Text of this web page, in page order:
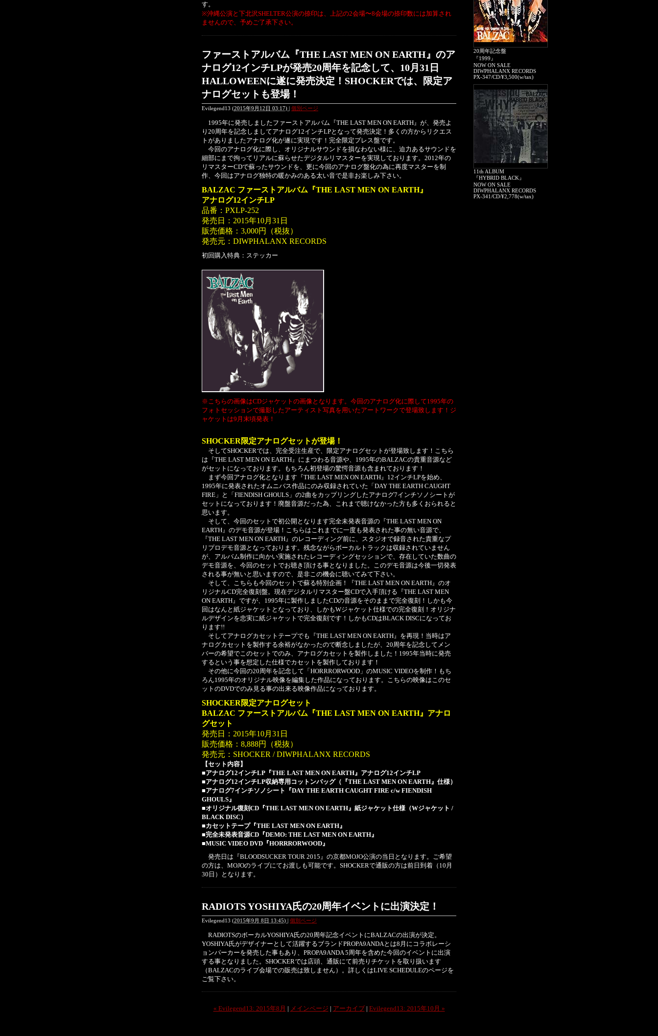
す。
※沖縄公演と下北沢SHELTER公演の捺印は、上記の2会場〜8会場の捺印数には加算され
ませんので、予めご了承下さい。
ファーストアルバム『THE LAST MEN ON EARTH』のア
ナログ12インチLPが発売20周年を記念して、10月31日
HALLOWEENに遂に発売決定！SHOCKERでは、限定ア
ナログセットも登場！
Evilegend13 (2015年9月12日 03:17) | 個別ページ
1995年に発売しましたファーストアルバム『THE LAST MEN ON EARTH』が、発売よ
り20周年を記念しましてアナログ12インチLPとなって発売決定！多くの方からリクエス
トがありましたアナログ化が遂に実現です！完全限定プレス盤です。
今回のアナログ化に際し、オリジナルサウンドを損なわない様に、迫力あるサウンドを
細部にまで拘ってリアルに蘇らせたデジタルリマスターを実現しております。2012年の
リマスターCDで蘇ったサウンドを、更に今回のアナログ盤化の為に再度マスターを制
作、今回はアナログ独特の暖かみのある太い音で是非お楽しみ下さい。
BALZAC ファーストアルバム『THE LAST MEN ON EARTH』
アナログ12インチLP
品番：PXLP-252
発売日：2015年10月31日
販売価格：3,000円（税抜）
発売元：DIWPHALANX RECORDS
初回購入特典：ステッカー
※こちらの画像はCDジャケットの画像となります。今回のアナログ化に際して1995年の
フォトセッションで撮影したアーティスト写真を用いたアートワークで登場致します！ジ
ャケットは9月末頃発表！
SHOCKER限定アナログセットが登場！
そしてSHOCKERでは、完全受注生産で、限定アナログセットが登場致します！こちら
は『THE LAST MEN ON EARTH』にまつわる音源や、1995年のBALZACの貴重音源など
がセットになっております。もちろん初登場の驚愕音源も含まれております！
まず今回アナログ化となります『THE LAST MEN ON EARTH』12インチLPを始め、
1995年に発表されたオムニバス作品にのみ収録されていた「DAY THE EARTH CAUGHT
FIRE」と「FIENDISH GHOULS」の2曲をカップリングしたアナログ7インチソノシートが
セットになっております！廃盤音源だった為、これまで聴けなかった方も多くおられると
思います。
そして、今回のセットで初公開となります完全未発表音源の『THE LAST MEN ON
EARTH』のデモ音源が登場！こちらはこれまでに一度も発表された事の無い音源で、
『THE LAST MEN ON EARTH』のレコーディング前に、スタジオで録音された貴重なプ
リプロデモ音源となっております。残念ながらボーカルトラックは収録されていません
が、アルバム制作に向かい実施されたレコーディングセッションで、存在していた数曲の
デモ音源を、今回のセットでお聴き頂ける事となりました。このデモ音源は今後一切発表
される事が無いと思いますので、是非この機会に聴いてみて下さい。
そして、こちらも今回のセットで蘇る特別企画！『THE LAST MEN ON EARTH』のオ
リジナルCD完全復刻盤。現在デジタルリマスター盤CDで入手頂ける『THE LAST MEN
ON EARTH』ですが、1995年に製作しましたCDの音源をそのままで完全復刻！しかも今
回はなんと紙ジャケットとなっており、しかもWジャケット仕様での完全復刻！オリジナ
ルデザインを忠実に紙ジャケットで完全復刻です！しかもCDはBLACK DISCになってお
ります!!
そしてアナログカセットテープでも『THE LAST MEN ON EARTH』を再現！当時はア
ナログカセットを製作する余裕がなかったので断念しましたが、20周年を記念してメン
バーの希望でこのセットでのみ、アナログカセットを製作しました！1995年当時に発売
するという事を想定した仕様でカセットを製作しております！
その他に今回の20周年を記念して「HORRRORWOOD」のMUSIC VIDEOを制作！もち
ろん1995年のオリジナル映像を編集した作品になっております。こちらの映像はこのセ
ットのDVDでのみ見る事の出来る映像作品になっております。
SHOCKER限定アナログセット
BALZAC ファーストアルバム『THE LAST MEN ON EARTH』アナロ
グセット
発売日：2015年10月31日
販売価格：8,888円（税抜）
発売元：SHOCKER / DIWPHALANX RECORDS
【セット内容】
■アナログ12インチLP『THE LAST MEN ON EARTH』アナログ12インチLP
■アナログ12インチLP収納専用コットンバッグ（『THE LAST MEN ON EARTH』仕様）
■アナログ7インチソノシート『DAY THE EARTH CAUGHT FIRE c/w FIENDISH
GHOULS』
■オリジナル復刻CD『THE LAST MEN ON EARTH』紙ジャケット仕様（Wジャケット /
BLACK DISC）
■カセットテープ『THE LAST MEN ON EARTH』
■完全未発表音源CD『DEMO: THE LAST MEN ON EARTH』
■MUSIC VIDEO DVD『HORRRORWOOD』
発売日は『BLOODSUCKER TOUR 2015』の京都MOJO公演の当日となります。ご希望
の方は、MOJOのライブにてお渡しも可能です。SHOCKERで通販の方は前日到着（10月
30日）となります。
RADIOTS YOSHIYA氏の20周年イベントに出演決定！
Evilegend13 (2015年9月 8日 13:45) | 個別ページ
RADIOTSのボーカルYOSHIYA氏の20周年記念イベントにBALZACの出演が決定。
YOSHIYA氏がデザイナーとして活躍するブランドPROPA9ANDAとは8月にコラボレーシ
ョンパーカーを発売した事もあり、PROPA9ANDA 5周年を含めた今回のイベントに出演
する事となりました。SHOCKERでは店頭、通販にて前売りチケットを取り扱います
（BALZACのライブ会場での販売は致しません）。詳しくはLIVE SCHEDULEのページを
ご覧下さい。
« Evilegend13: 2015年8月 | メインページ | アーカイブ| Evilegend13: 2015年10月 »
20周年記念盤
『1999』
NOW ON SALE
DIWPHALANX RECORDS
PX-347/CD/¥3,500(w/tax)
11th ALBUM
『HYBRID BLACK』
NOW ON SALE
DIWPHALANX RECORDS
PX-341/CD/¥2,778(w/tax)